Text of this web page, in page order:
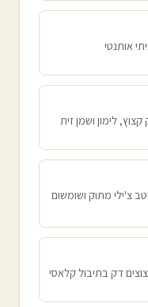
אותנטי
לימון ושמן זית
צ'ילי מתוק ושומשום
דק בתיבול קלאסי